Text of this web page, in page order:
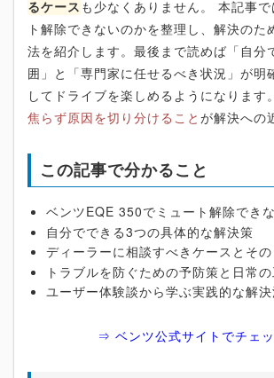
るケース も少なくありません。 本記事
ト解除できないのかを整理し、解決のた
法を紹介します。最後まで読めば「自分
囲」と「専門家に任せるべき状況」が明
してドライブを楽しめるようになります
焦らず原因を切り分けること が解決への
この記事で分かること
ベンツEQE 350でミュート解除でき
自分でできる3つの具体的な解決策
ディーラーに相談すべきケースとそ
トラブルを防ぐための予防策と日常
ユーザー体験談から学ぶ実践的な解
⇒ ベンツ公式サイトでチェッ